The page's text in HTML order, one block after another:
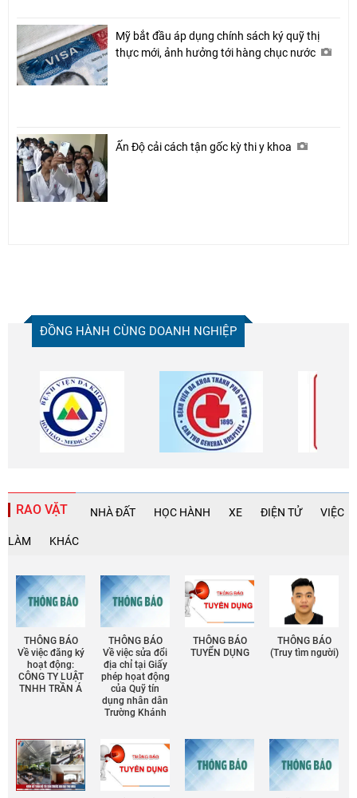
Mỹ bắt đầu áp dụng chính sách ký quỹ thị
thực mới, ảnh hưởng tới hàng chục nước
Ấn Độ cải cách tận gốc kỳ thi y khoa
ĐỒNG HÀNH CÙNG DOANH NGHIỆP
RAO VẶT NHÀ ĐẤT HỌC HÀNH XE ĐIỆN TỬ VIỆC
LÀM KHÁC
THÔNG BÁO
Về việc đăng ký
hoạt động:
CÔNG TY LUẬT
TNHH TRẦN Á
THÔNG BÁO
Về việc sửa đổi
địa chỉ tại Giấy
phép họat động
của Quỹ tín
dụng nhân dân
Trường Khánh
THÔNG BÁO
TUYỂN DỤNG
THÔNG BÁO
(Truy tìm người)